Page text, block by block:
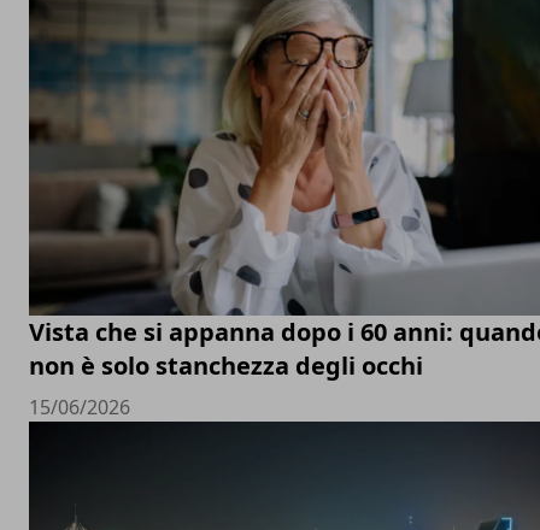
Vista che si appanna dopo i 60 anni:
non è solo stanchezza degli occhi
15/06/2026